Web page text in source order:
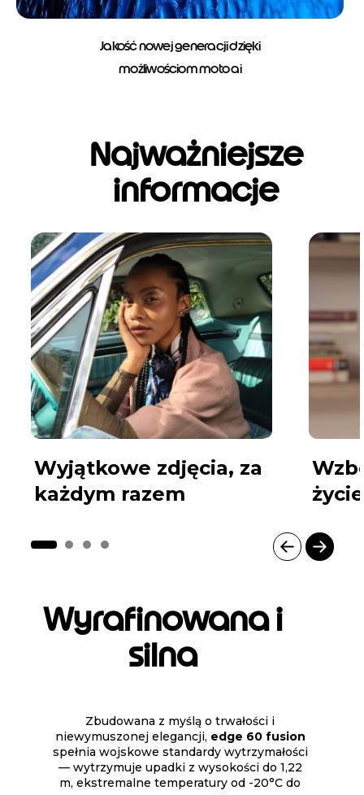
Jakość nowej generacji dzięki
możliwościom moto ai
Najważniejsze
informacje
Wyjątkowe zdjęcia, za
każdym razem
Wyrafinowana i
silna
Zbudowana z myślą o trwałości i
niewymuszonej elegancji, edge 60 fusion
spełnia wojskowe standardy wytrzymałości
— wytrzymuje upadki z wysokości do 1,22
m, ekstremalne temperatury od -20°C do